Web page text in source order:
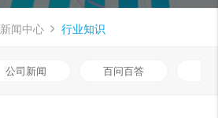
新闻中心 行业知识
公司新闻 百问百答